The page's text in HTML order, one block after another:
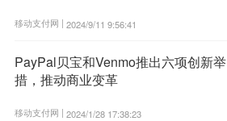
移动支付网 | 2024/9/11 9:56:41
PayPal贝宝和Venmo推出六项创新举
措，推动商业变革
移动支付网 | 2024/1/28 17:38:23